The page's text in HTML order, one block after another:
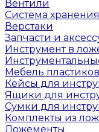
Вентили
Система
Верстаки
Запчасти и
Инструмент в
Мебель
Кейсы для
Ящики для
Сумки для
Комплекты из
Ложементы